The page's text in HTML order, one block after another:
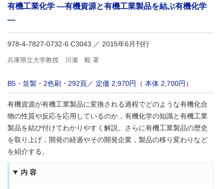
有機工業化学 ―有機資源と有機工業製品を結ぶ有機化学
―
978-4-7827-0732-6 C3043 ／ 2015年6月刊行
兵庫県立大学教授 川瀬 毅 著
B5・並製・2色刷・292頁／ 定価 2,970円（ 本体 2,700円）
有機資源が有機工業製品に変換される過程でどのような有機化合
物の性質や反応を応用しているのか，有機化学の知識と有機工業
製品を結び付けてわかりやすく解説。さらに有機工業製品の歴史
を取り上げ，開発の経過やその開発企業，製品の移り変わりなど
を紹介する。
内容